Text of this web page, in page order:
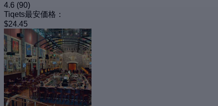
4.6 (90)
Tiqets最安価格：
$24.45